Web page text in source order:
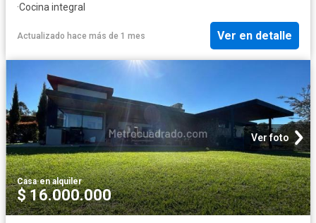
·Cocina integral
Actualizado hace más de 1 mes Ver en detalle
Ver foto
Casa·en alquiler
$ 16.000.000